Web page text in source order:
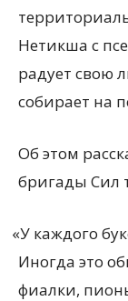
Нетикша с
радует свою
собирает на
Об этом
бригады Сил
«У каждого
Иногда это
фиалки,